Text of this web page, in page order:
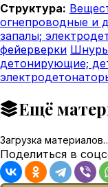
Структура:
огнепроводные и
запалы;
фейерверки
детонирующие;
Ещё
Загрузка
Поделиться в